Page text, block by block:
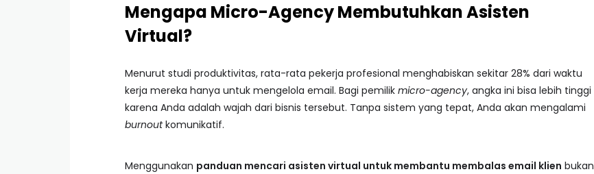
Mengapa Micro-Agency Membutuhkan Asisten
Virtual?
Menurut studi produktivitas, rata-rata pekerja profesional menghabiskan sekitar 28% dari waktu
kerja mereka hanya untuk mengelola email. Bagi pemilik micro-agency, angka ini bisa lebih tinggi
karena Anda adalah wajah dari bisnis tersebut. Tanpa sistem yang tepat, Anda akan mengalami
burnoutkomunikatif.
Menggunakan panduan mencari asisten virtual untuk membantu membalas email klien bukan